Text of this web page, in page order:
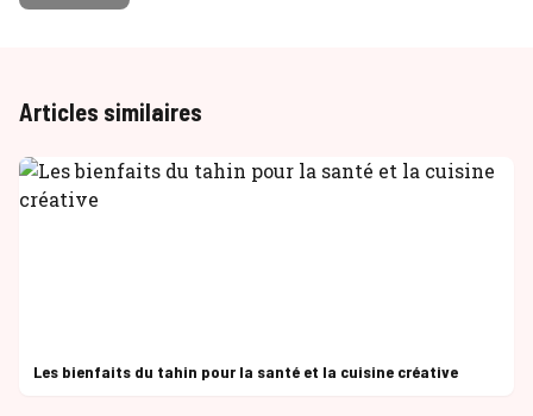
Articles similaires
Les bienfaits du tahin pour la santé et la cuisine créative